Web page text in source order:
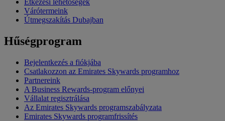
Étkezési lehetőségek
Várótermeink
Útmegszakítás Dubajban
Hűségprogram
Bejelentkezés a fiókjába
Csatlakozzon az Emirates Skywards programhoz
Partnereink
A Business Rewards-program előnyei
Vállalat regisztrálása
Az Emirates Skywards programszabályzata
Emirates Skywards programfrissítés